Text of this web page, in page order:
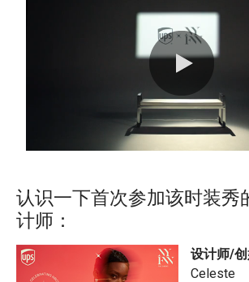
0:00
认识一下首次参加该时装秀
计师：
设计师/
Celeste